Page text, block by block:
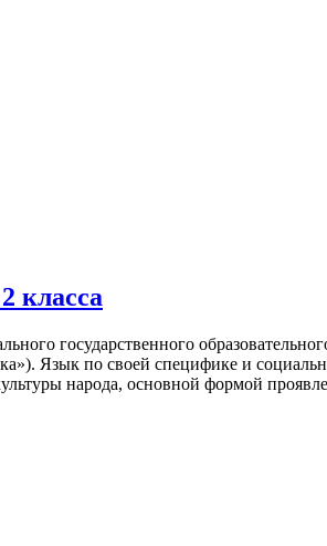
класса
государственного
Язык по своей специфике и
народа, основной формой